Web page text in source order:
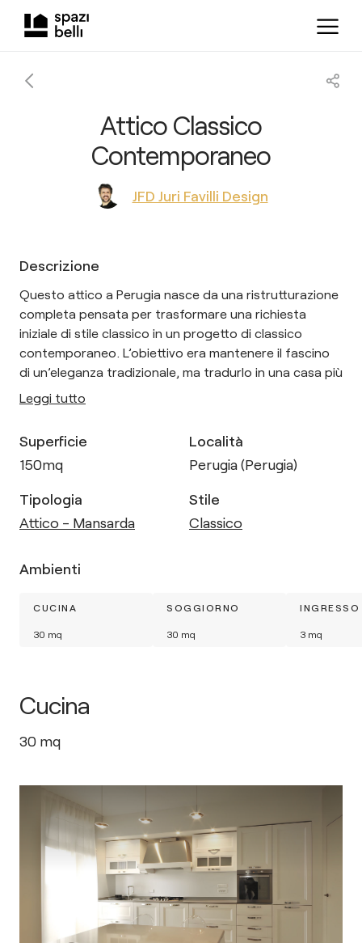
Attico Classico
Contemporaneo
JFD Juri Favilli Design
Descrizione
Questo attico a Perugia nasce da una ristrutturazione
completa pensata per trasformare una richiesta
iniziale di stile classico in un progetto di classico
contemporaneo. L’obiettivo era mantenere il fascino
di un’eleganza tradizionale, ma tradurlo in una casa più
Leggi tutto
Superficie
150mq
Località
Perugia (Perugia)
Tipologia
Attico - Mansarda
Stile
Classico
Ambienti
CUCINA
30 mq
SOGGIORNO
30 mq
INGRESSO
3 mq
Cucina
30 mq